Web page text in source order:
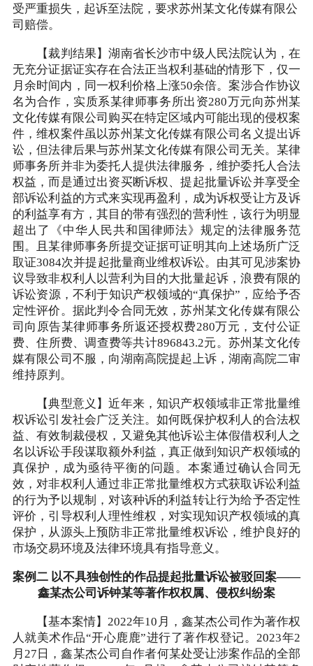
受严重损失，起诉至法院，要求苏州某文化传媒有限公
司赔偿。
【裁判结果】湖南省长沙市中级人民法院认为，在
无充分证据证实存在合法正当权利基础的情形下，仅一
月余时间内，同一权利价格上涨50余倍。案涉合作协议
名为合作，实质系某律师事务所出资280万元向苏州某
文化传媒有限公司购买在特定区域内可能出现的侵权案
件，维权案件虽以苏州某文化传媒有限公司名义提出诉
讼，但法律后果与苏州某文化传媒有限公司无关。某律
师事务所并非为委托人提供法律服务，维护委托人合法
权益，而是通过出资买断诉权、提起批量诉讼并享受全
部诉讼利益的方式来实现再盈利，成为诉权受让方及诉
的利益享有方，其目的带有强烈的营利性，该行为明显
超出了《中华人民共和国律师法》规定的法律服务范
围。且某律师事务所提交证据可证明其向上述场所广泛
取证3084次并提起批量商业维权诉讼。由其可见涉案协
议导致非权利人以营利为目的大批量起诉，浪费有限的
诉讼资源，不利于知识产权领域的“真保护”，应给予否
定性评价。据此判令合同无效，苏州某文化传媒有限公
司向原告某律师事务所返还授权费280万元，支付公证
费、住所费、调查费等共计896843.2元。苏州某文化传
媒有限公司不服，向湖南高院提起上诉，湖南高院二审
维持原判。
【典型意义】近年来，知识产权领域非正常批量维
权诉讼引发社会广泛关注。如何既保护权利人的合法权
益、有效制裁侵权，又避免其他诉讼主体假借权利人之
名以诉讼手段谋取额外利益，真正做到知识产权领域的
真保护，成为亟待平衡的问题。本案通过确认合同无
效，对非权利人通过非正常批量维权方式获取诉讼利益
的行为予以规制，对该种诉的利益转让行为给予否定性
评价，引导权利人理性维权，对实现知识产权领域的真
保护，从源头上预防非正常批量维权诉讼，维护良好的
市场交易环境及法律环境具有指导意义。
案例二 以不具独创性的作品提起批量诉讼被驳回案——
鑫某杰公司诉钟某等著作权权属、侵权纠纷案
【基本案情】2022年10月，鑫某杰公司作为著作权
人就美术作品“开心鹿鹿”进行了著作权登记。2023年2
月27日，鑫某杰公司自作者何某处受让涉案作品的全部